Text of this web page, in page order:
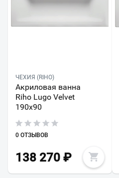
ЧЕХИЯ (RIHO)
Акриловая ванна
Riho Lugo Velvet
190x90
0 ОТЗЫВОВ
138 270 ₽